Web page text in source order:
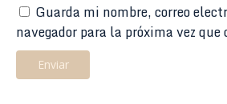
Guarda mi nombre, correo
navegador para la próxima vez que